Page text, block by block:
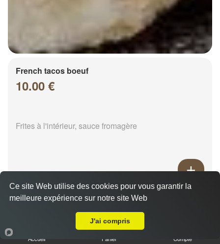
French tacos boeuf
10.00 €
Frites à l'intérieur, sauce fromagère
French tacos chicken
Accueil Panier Compte
Ce site Web utilise des cookies pour vous garantir la
meilleure expérience sur notre site Web
J'ai compris